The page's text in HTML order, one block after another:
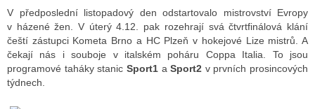
RÁDIÍ
RÁDIÍ
VYSÍLAČE
V předposlední listopadový den odstartovalo mistrovství Evropy
v házené žen. V úterý 4.12. pak rozehrají svá čtvrtfinálová klání
čeští zástupci Kometa Brno a HC Plzeň v hokejové Lize mistrů. A
čekají nás i souboje v italském poháru Coppa Italia. To jsou
programové taháky stanic Sport1aSport2 v prvních prosincových
týdnech.